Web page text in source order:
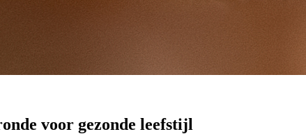
voor gezonde leefstijl